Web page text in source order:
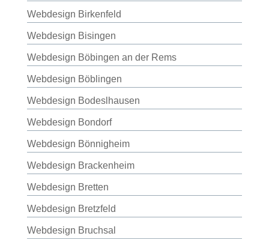
Webdesign Birkenfeld
Webdesign Bisingen
Webdesign Böbingen an der Rems
Webdesign Böblingen
Webdesign Bodeslhausen
Webdesign Bondorf
Webdesign Bönnigheim
Webdesign Brackenheim
Webdesign Bretten
Webdesign Bretzfeld
Webdesign Bruchsal